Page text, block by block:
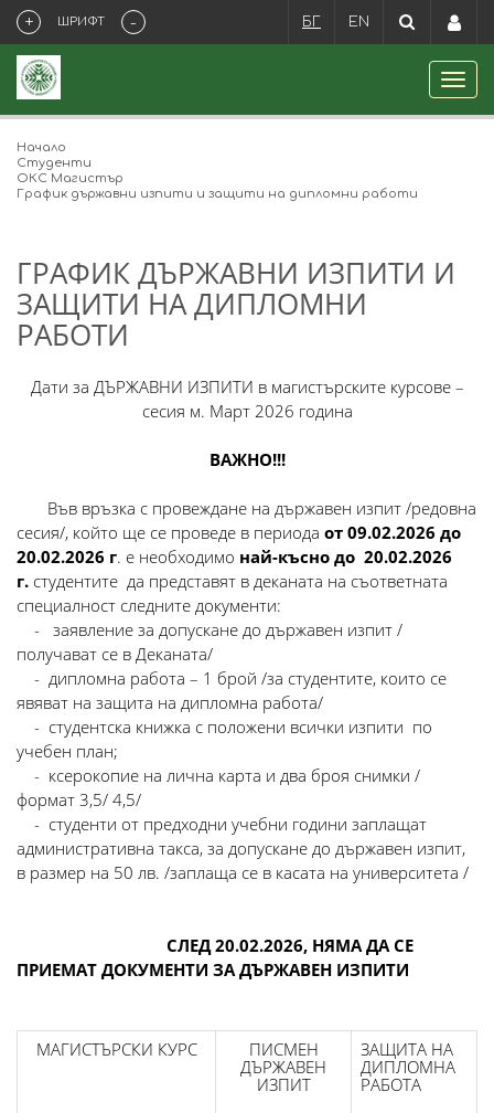
+ ШРИФТ - БГ EN
Начало
Студенти
ОКС Магистър
График държавни изпити и защити на дипломни работи
ГРАФИК ДЪРЖАВНИ ИЗПИТИ И
ЗАЩИТИ НА ДИПЛОМНИ
РАБОТИ
Дати за ДЪРЖАВНИ ИЗПИТИ в магистърските курсове –
сесия м. Март 2026 година
ВАЖНО!!!
Във връзка с провеждане на държавен изпит /редовна
сесия/, който ще се проведе в периода от 09.02.2026 до
20.02.2026 г. е необходимо най-късно до 20.02.2026
г. студентите да представят в деканата на съответната
специалност следните документи:
- заявление за допускане до държавен изпит /
получават се в Деканата/
- дипломна работа – 1 брой /за студентите, които се
явяват на защита на дипломна работа/
- студентска книжка с положени всички изпити по
учебен план;
- ксерокопие на лична карта и два броя снимки /
формат 3,5/ 4,5/
- студенти от предходни учебни години заплащат
административна такса, за допускане до държавен изпит,
в размер на 50 лв. /заплаща се в касата на университета /
СЛЕД 20.02.2026, НЯМА ДА СЕ
ПРИЕМАТ ДОКУМЕНТИ ЗА ДЪРЖАВЕН ИЗПИТИ
МАГИСТЪРСКИ КУРС
ПИСМЕН
ДЪРЖАВЕН
ИЗПИТ
ЗАЩИТА НА
ДИПЛОМНА
РАБОТА